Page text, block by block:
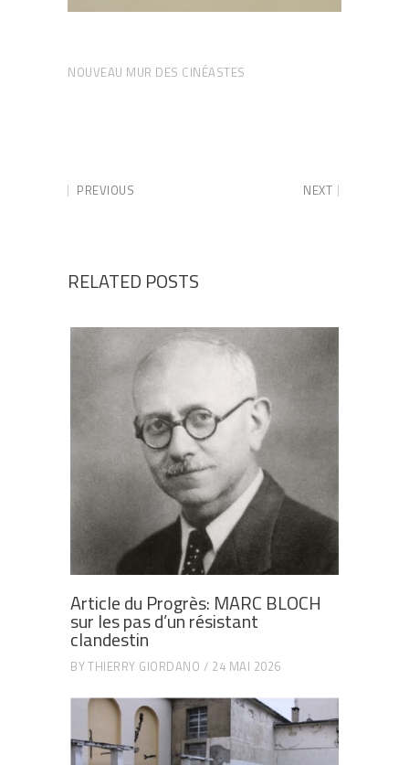
NOUVEAU MUR DES CINÉASTES
PREVIOUS NEXT
RELATED POSTS
Article du Progrès: MARC BLOCH
sur les pas d’un résistant
clandestin
BYTHIERRY GIORDANO 24 MAI 2026